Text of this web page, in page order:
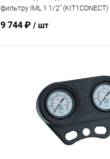
фильтру IML 1 1/2" (KIT1CONECT)
9 744 ₽ / шт
В избранное
К сравнению В